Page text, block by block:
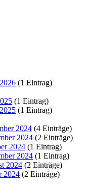
(1 Eintrag)
(1 Eintrag)
(1 Eintrag)
2024 (4 Einträge)
2024 (2 Einträge)
2024 (1 Eintrag)
2024 (1 Eintrag)
2024 (2 Einträge)
2024 (2 Einträge)